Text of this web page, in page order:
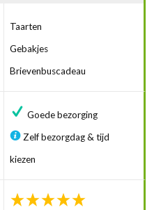
Taarten
Gebakjes
Brievenbuscadeau
Goede bezorging
Zelf bezorgdag & tijd
kiezen